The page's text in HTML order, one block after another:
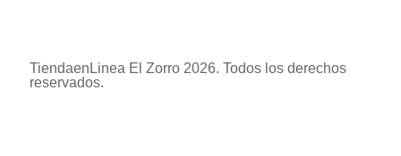
TiendaenLinea El Zorro 2026. Todos los derechos
reservados.